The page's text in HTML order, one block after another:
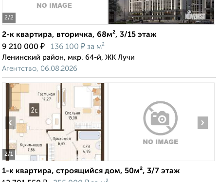
2/2
2-к квартира, вторичка, 68м², 3/15 этаж
9 210 000 ₽ 136 100 ₽ за м²
Ленинский район, мкр. 64-й, ЖК Лучи
Агентство, 06.08.2026
2/1
‹ ›
1-к квартира, строящийся дом, 50м², 3/7 этаж